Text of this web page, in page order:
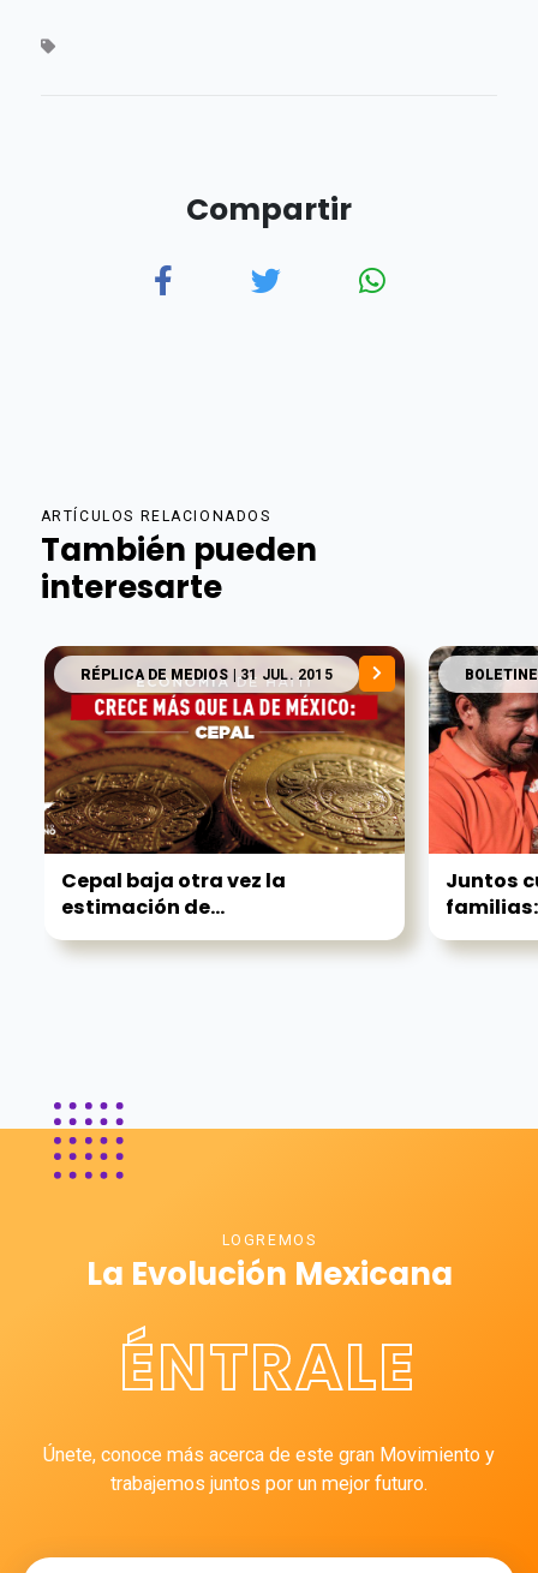
Compartir
ARTÍCULOS RELACIONADOS
También pueden
interesarte
RÉPLICA DE MEDIOS | 31 JUL. 2015
Cepal baja otra vez la
estimación de...
Juntos
familias:
LOGREMOS
La Evolución Mexicana
ÉNTRALE
Únete, conoce más acerca de este gran Movimiento y
trabajemos juntos por un mejor futuro.